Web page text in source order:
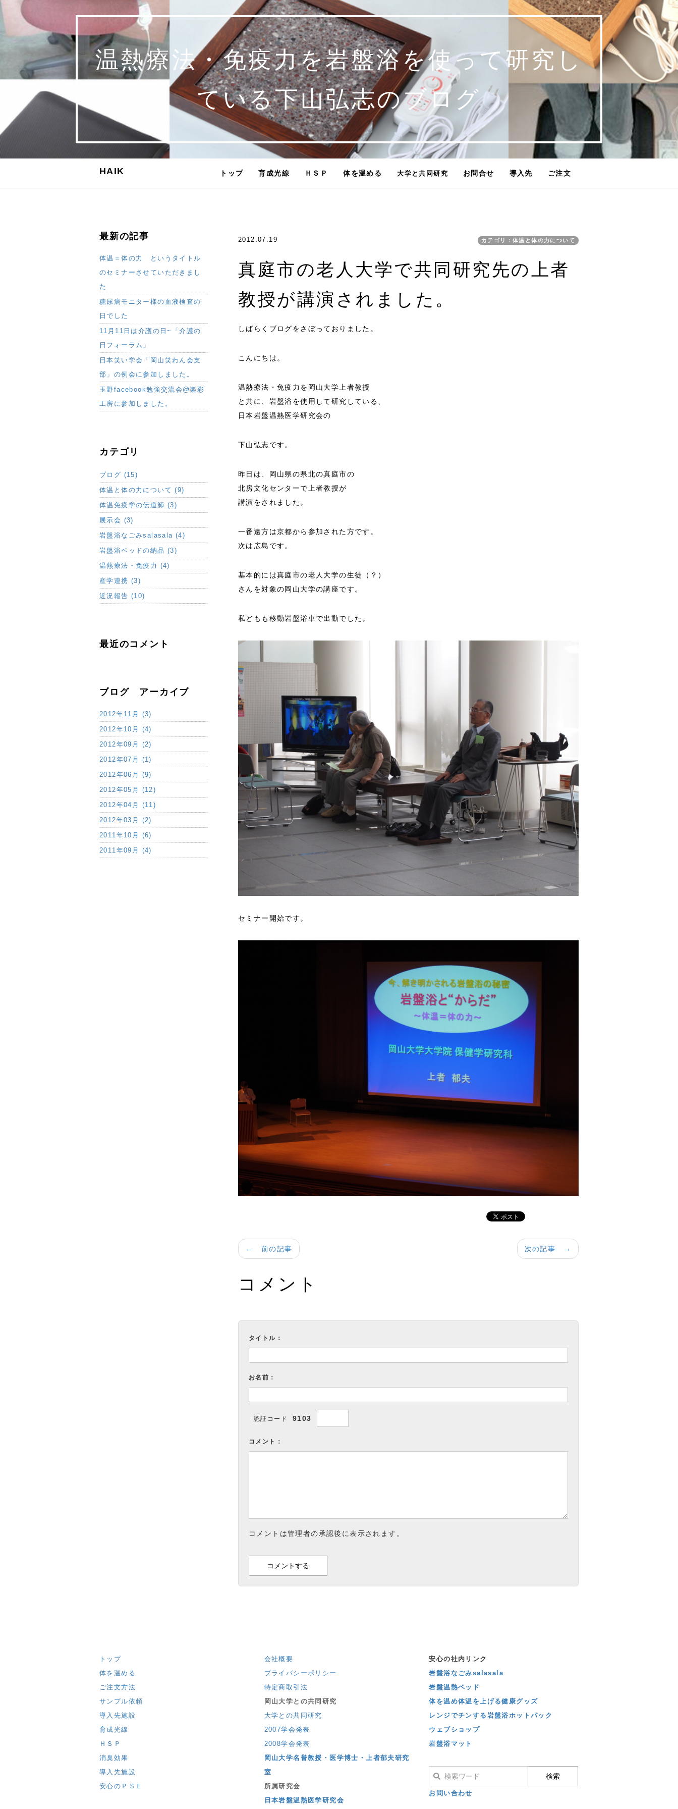
温熱療法・免疫力を岩盤浴を使って研究し
ている下山弘志のブログ
HAIK トップ 育成光線 ＨＳＰ 体を温める 大学と共同研究 お問合せ 導入先 ご注文
2012.07.19 カテゴリ：体温と体の力について
真庭市の老人大学で共同研究先の上者
教授が講演されました。
しばらくブログをさぼっておりました。
こんにちは。
温熱療法・免疫力を岡山大学上者教授
と共に、岩盤浴を使用して研究している、
日本岩盤温熱医学研究会の
下山弘志です。
昨日は、岡山県の県北の真庭市の
北房文化センターで上者教授が
講演をされました。
一番遠方は京都から参加された方です。
次は広島です。
基本的には真庭市の老人大学の生徒（？）
さんを対象の岡山大学の講座です。
私どもも移動岩盤浴車で出動でした。
セミナー開始です。
次の記事 →
← 前の記事
コメント
タイトル：
お名前：
認証コード 9103
コメント：
コメントは管理者の承認後に表示されます。
最新の記事
体温＝体の力 というタイトル
のセミナーさせていただきまし
た
糖尿病モニター様の血液検査の
日でした
11月11日は介護の日~「介護の
日フォーラム」
日本笑い学会「岡山笑わん会支
部」の例会に参加しました。
玉野facebook勉強交流会@楽彩
工房に参加しました。
カテゴリ
ブログ (15)
体温と体の力について (9)
体温免疫学の伝道師 (3)
展示会 (3)
岩盤浴なごみsalasala (4)
岩盤浴ベッドの納品 (3)
温熱療法・免疫力 (4)
産学連携 (3)
近況報告 (10)
最近のコメント
ブログ アーカイブ
2012年11月 (3)
2012年10月 (4)
2012年09月 (2)
2012年07月 (1)
2012年06月 (9)
2012年05月 (12)
2012年04月 (11)
2012年03月 (2)
2011年10月 (6)
2011年09月 (4)
トップ
体を温める
ご注文方法
サンプル依頼
導入先施設
育成光線
ＨＳＰ
消臭効果
導入先施設
安心のＰＳＥ
会社概要
プライバシーポリシー
特定商取引法
岡山大学との共同研究
大学との共同研究
2007学会発表
2008学会発表
岡山大学名誉教授・医学博士・上者郁夫研究
室
所属研究会
日本岩盤温熱医学研究会
安心の社内リンク
岩盤浴なごみsalasala
岩盤温熱ベッド
体を温め体温を上げる健康グッズ
レンジでチンする岩盤浴ホットパック
ウェブショップ
岩盤浴マット
お問い合わせ